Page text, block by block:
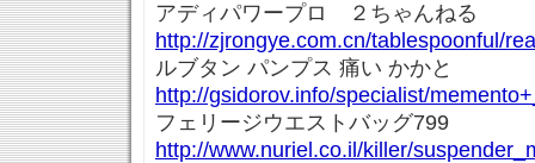
アディパワープロ ２ちゃんねる
http://zjrongye.com.cn/tablespoonful/
ルブタン パンプス 痛い かかと
http://gsidorov.info/specialist/
フェリージウエストバッグ799
http://www.nuriel.co.il/killer/